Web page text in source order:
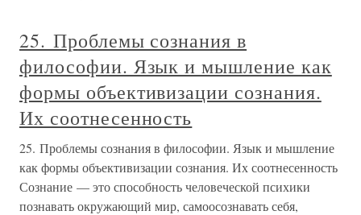
25. Проблемы сознания в
философии. Язык и мышление как
формы объективизации сознания.
Их соотнесенность
25. Проблемы сознания в философии. Язык и мышление
как формы объективизации сознания. Их соотнесенность
Сознание — это способность человеческой психики
познавать окружающий мир, самоосознавать себя,